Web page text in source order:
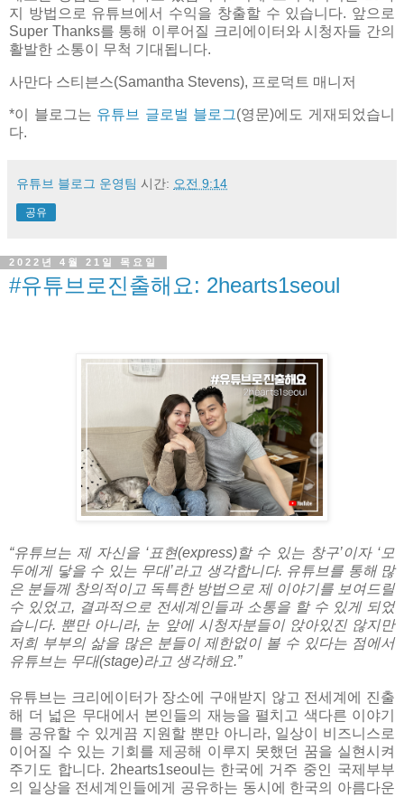
지 방법으로 유튜브에서 수익을 창출할 수 있습니다. 앞으로
Super Thanks를 통해 이루어질 크리에이터와 시청자들 간의
활발한 소통이 무척 기대됩니다.
사만다 스티븐스(Samantha Stevens), 프로덕트 매니저
*이 블로그는 유튜브 글로벌 블로그(영문)에도 게재되었습니
다.
유튜브 블로그 운영팀 시간: 오전 9:14
공유
2022년 4월 21일 목요일
#유튜브로진출해요: 2hearts1seoul
“유튜브는 제 자신을 ‘표현(express)할 수 있는 창구’이자 ‘모
두에게 닿을 수 있는 무대’라고 생각합니다. 유튜브를 통해 많
은 분들께 창의적이고 독특한 방법으로 제 이야기를 보여드릴
수 있었고, 결과적으로 전세계인들과 소통을 할 수 있게 되었
습니다. 뿐만 아니라, 눈 앞에 시청자분들이 앉아있진 않지만
저희 부부의 삶을 많은 분들이 제한없이 볼 수 있다는 점에서
유튜브는 무대(stage)라고 생각해요.”
유튜브는 크리에이터가 장소에 구애받지 않고 전세계에 진출
해 더 넓은 무대에서 본인들의 재능을 펼치고 색다른 이야기
를 공유할 수 있게끔 지원할 뿐만 아니라, 일상이 비즈니스로
이어질 수 있는 기회를 제공해 이루지 못했던 꿈을 실현시켜
주기도 합니다. 2hearts1seoul는 한국에 거주 중인 국제부부
의 일상을 전세계인들에게 공유하는 동시에 한국의 아름다운